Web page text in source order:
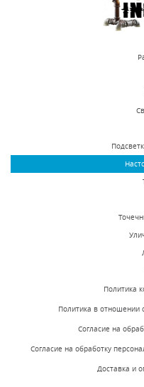
Политика
Политика в отношении
Согласие на
Согласие на обработку
Доставка и